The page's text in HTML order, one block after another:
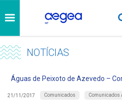
NOTÍCIAS
Águas de Peixoto de Azevedo –
21/11/2017 Comunicados Comunicados